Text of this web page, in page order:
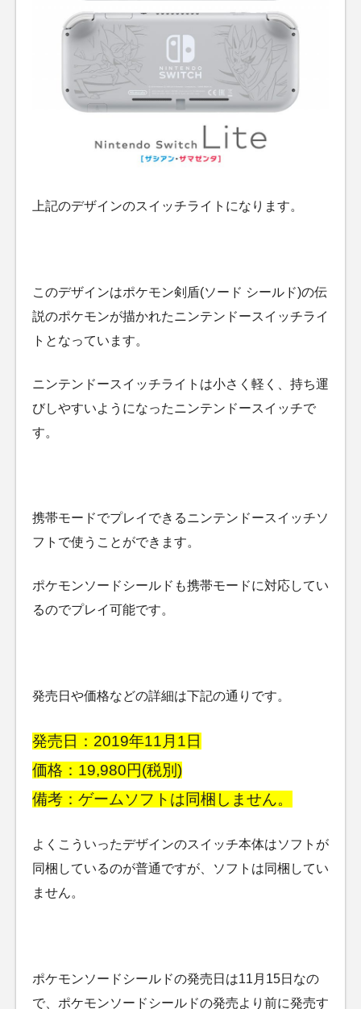
上記のデザインのスイッチライトになります。
このデザインはポケモン剣盾(ソード シールド)の伝
説のポケモンが描かれたニンテンドースイッチライ
トとなっています。
ニンテンドースイッチライトは小さく軽く、持ち運
びしやすいようになったニンテンドースイッチで
す。
携帯モードでプレイできるニンテンドースイッチソ
フトで使うことができます。
ポケモンソードシールドも携帯モードに対応してい
るのでプレイ可能です。
発売日や価格などの詳細は下記の通りです。
発売日：2019年11月1日
価格：19,980円(税別)
備考：ゲームソフトは同梱しません。
よくこういったデザインのスイッチ本体はソフトが
同梱しているのが普通ですが、ソフトは同梱してい
ません。
ポケモンソードシールドの発売日は11月15日なの
で、ポケモンソードシールドの発売より前に発売す